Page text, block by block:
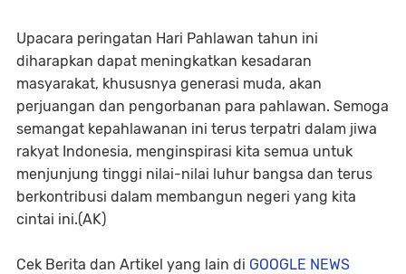
Upacara peringatan Hari Pahlawan tahun ini
diharapkan dapat meningkatkan kesadaran
masyarakat, khususnya generasi muda, akan
perjuangan dan pengorbanan para pahlawan. Semoga
semangat kepahlawanan ini terus terpatri dalam jiwa
rakyat Indonesia, menginspirasi kita semua untuk
menjunjung tinggi nilai-nilai luhur bangsa dan terus
berkontribusi dalam membangun negeri yang kita
cintai ini.(AK)
Cek Berita dan Artikel yang lain di GOOGLE NEWS